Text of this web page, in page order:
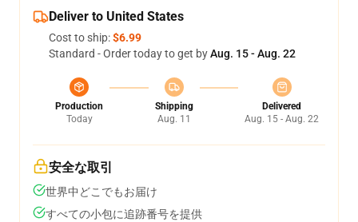
Deliver to United States
Cost to ship:$6.99
Standard - Order today to get byAug. 15 - Aug. 22
Production
Today
Shipping
Aug. 11
Delivered
Aug. 15 - Aug. 22
安全な取引
世界中どこでもお届け
すべての小包に追跡番号を提供